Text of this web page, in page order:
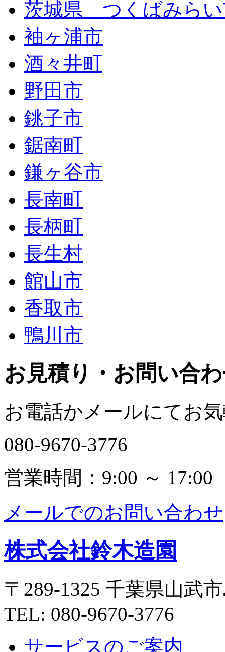
茨城県 つくばみら
袖ヶ浦市
酒々井町
野田市
銚子市
鋸南町
鎌ヶ谷市
長南町
長柄町
長生村
館山市
香取市
鴨川市
お見積り・お問い合
お電話かメールにてお
080-9670-3776
営業時間：9:00 ～ 17:00
メールでのお問い合わせ
株式会社鈴木造園
〒289-1325 千葉県山武
TEL: 080-9670-3776
サービスのご案内